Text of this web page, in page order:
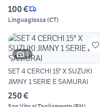
100 €
Linguaglossa (CT)
3
SET 4 CERCHI 15" X SUZUKI
JIMNY 1 SERIE E SAMURAI
250 €